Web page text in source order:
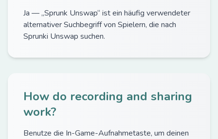
Ja — „Sprunk Unswap“ ist ein häufig verwendeter
alternativer Suchbegriff von Spielern, die nach
Sprunki Unswap suchen.
How do recording and sharing
work?
Benutze die In-Game-Aufnahmetaste, um deinen